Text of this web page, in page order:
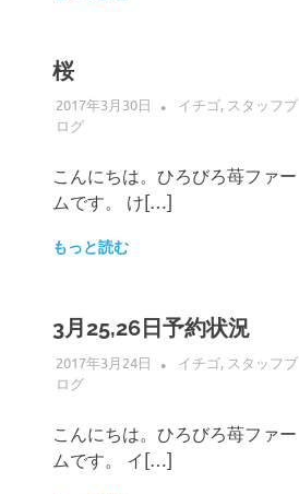
桜
2017年3月30日 ADMIN
イチゴ, スタッフブ
ログ
こんにちは。ひろびろ苺ファー
ムです。 け[…]
もっと読む
3月25,26日予約状況
2017年3月24日 ADMIN
イチゴ, スタッフブ
ログ
こんにちは。ひろびろ苺ファー
ムです。 イ[…]